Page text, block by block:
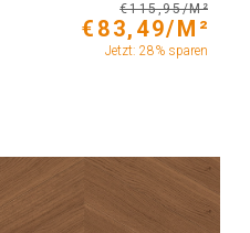
€115,95/M²
€83,49/M²
Jetzt: 28% sparen